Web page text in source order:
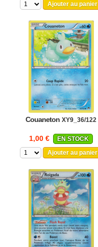
Ajouter au panier
Couaneton XY9_36/122
1,00 €
EN STOCK
Ajouter au panier